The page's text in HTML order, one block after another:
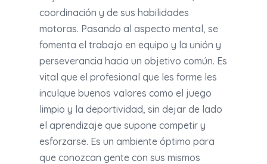
coordinación y de sus habilidades
motoras. Pasando al aspecto mental, se
fomenta el trabajo en equipo y la unión y
perseverancia hacia un objetivo común. Es
vital que el profesional que les forme les
inculque buenos valores como el juego
limpio y la deportividad, sin dejar de lado
el aprendizaje que supone competir y
esforzarse. Es un ambiente óptimo para
que conozcan gente con sus mismos